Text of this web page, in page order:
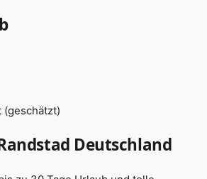
(geschätzt)
Deutschland